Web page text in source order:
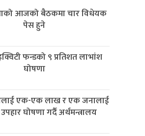
आजको बैठकमा चार विधेयक
पेस हुने
फन्डको ९ प्रतिशत लाभांश
घोषणा
एक-एक लाख र एक जनालाई
घोषणा गर्दै अर्थमन्त्रालय